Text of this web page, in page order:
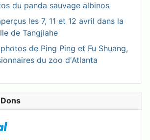
du panda sauvage albinos
les 7, 11 et 12 avril dans la
de Tangjiahe
de Ping Ping et Fu Shuang,
du zoo d'Atlanta